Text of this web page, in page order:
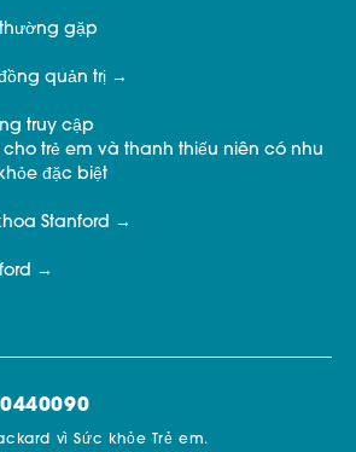
gặp
quản trị
truy cập
trẻ em và thanh thiếu niên có nhu
đặc biệt
Stanford
vì Sức khỏe Trẻ em.